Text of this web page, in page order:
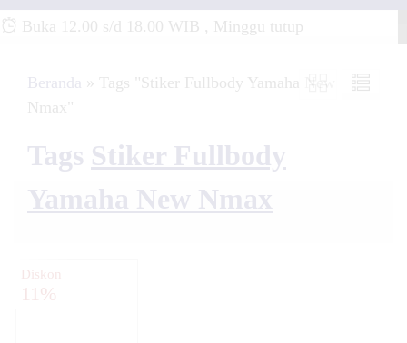
Buka 12.00 s/d 18.00 WIB , Minggu tutup
Beranda » Tags "Stiker Fullbody Yamaha New
Nmax"
Tags Stiker Fullbody
Yamaha New Nmax
Diskon
11%